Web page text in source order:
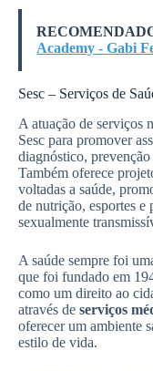
Academy - Gabi
Sesc – Serviços de
A atuação de serviços
Sesc para promover
diagnóstico,
Também oferece
voltadas a saúde,
de nutrição, esportes e
sexualmente
A saúde sempre foi
que foi fundado em
como um direito ao
através de serviços
oferecer um ambiente
estilo de vida.